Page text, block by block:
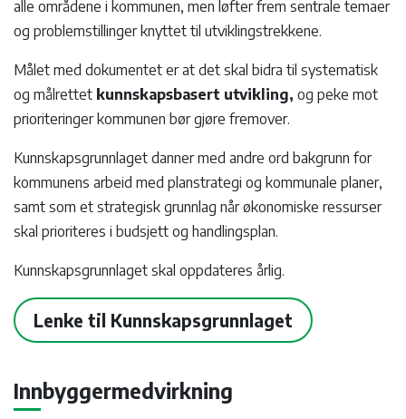
alle områdene i kommunen, men løfter frem sentrale temaer
og problemstillinger knyttet til utviklingstrekkene.
Målet med dokumentet er at det skal bidra til systematisk
og målrettet kunnskapsbasert utvikling, og peke mot
prioriteringer kommunen bør gjøre fremover.
Kunnskapsgrunnlaget danner med andre ord bakgrunn for
kommunens arbeid med planstrategi og kommunale planer,
samt som et strategisk grunnlag når økonomiske ressurser
skal prioriteres i budsjett og handlingsplan.
Kunnskapsgrunnlaget skal oppdateres årlig.
Lenke til Kunnskapsgrunnlaget
Innbyggermedvirkning